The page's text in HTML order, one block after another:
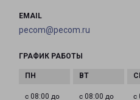
EMAIL
pecom@pecom.ru
ГРАФИК РАБОТЫ
с 08:00 до
с 08:00 до
с